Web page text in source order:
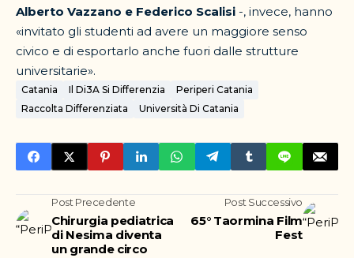
Alberto Vazzano e Federico Scalisi -, invece, hanno
«invitato gli studenti ad avere un maggiore senso
civico e di esportarlo anche fuori dalle strutture
universitarie».
Catania Il Di3A Si Differenzia
Periperi Catania
Raccolta Differenziata
Università Di Catania
Post Precedente
Chirurgia pediatrica
di Nesima diventa
un grande circo
Post Successivo
65° Taormina Film
Fest